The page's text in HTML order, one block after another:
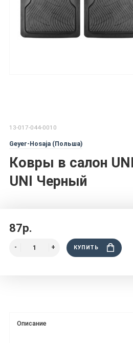
13-017-044-0010
Geyer-Hosaja (Польша)
Ковры в салон
UNI Черный
87р.
КУПИТЬ
Описание